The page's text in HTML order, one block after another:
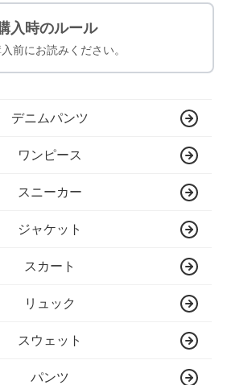
入時のルール
前にお読みください。
デニムパンツ
ワンピース
スニーカー
ジャケット
スカート
リュック
スウェット
パンツ